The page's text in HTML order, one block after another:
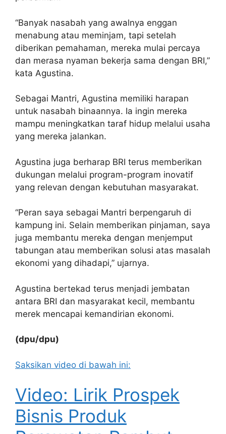
“Banyak nasabah yang awalnya enggan
menabung atau meminjam, tapi setelah
diberikan pemahaman, mereka mulai percaya
dan merasa nyaman bekerja sama dengan BRI,”
kata Agustina.
Sebagai Mantri, Agustina memiliki harapan
untuk nasabah binaannya. Ia ingin mereka
mampu meningkatkan taraf hidup melalui usaha
yang mereka jalankan.
Agustina juga berharap BRI terus memberikan
dukungan melalui program-program inovatif
yang relevan dengan kebutuhan masyarakat.
“Peran saya sebagai Mantri berpengaruh di
kampung ini. Selain memberikan pinjaman, saya
juga membantu mereka dengan menjemput
tabungan atau memberikan solusi atas masalah
ekonomi yang dihadapi,” ujarnya.
Agustina bertekad terus menjadi jembatan
antara BRI dan masyarakat kecil, membantu
merek mencapai kemandirian ekonomi.
(dpu/dpu)
Saksikan video di bawah ini:
Video: Lirik Prospek
Bisnis Produk